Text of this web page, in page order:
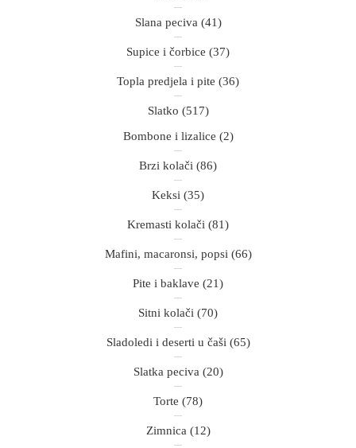
Slana peciva (41)
Supice i čorbice (37)
Topla predjela i pite (36)
Slatko (517)
Bombone i lizalice (2)
Brzi kolači (86)
Keksi (35)
Kremasti kolači (81)
Mafini, macaronsi, popsi (66)
Pite i baklave (21)
Sitni kolači (70)
Sladoledi i deserti u čaši (65)
Slatka peciva (20)
Torte (78)
Zimnica (12)